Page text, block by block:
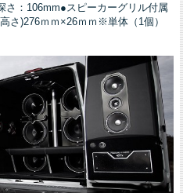
さ：106mm●スピーカーグリル付属
さ)276ｍｍ×26ｍｍ※単体（1個）